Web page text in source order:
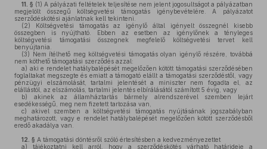
11. § (1) A pályázati feltételek teljesítése nem jelent jogosultságot a pályázatban
megjelölt összegű költségvetési támogatás igénybevételére. A pályázatot
szerződéskötési ajánlatnak kell tekinteni.
(2) Költségvetési támogatás az igénylő által igényelt összegnél kisebb
összegben is nyújtható. Ebben az esetben az igénylőnek a tényleges
költségvetési támogatási összegnek megfelelő költségvetési tervet kell
benyújtania.
(3) Nem ítélhető meg költségvetési támogatás olyan igénylő részére, továbbá
nem köthető támogatási szerződés azzal:
a) aki e rendelet hatálybalépését megelőzően kötött támogatási szerződésében
foglaltakat megszegte és emiatt a támogató elállt a támogatási szerződéstől, vagy
pénzügyi elszámolását, tartalmi jelentését a miniszter nem fogadta el, az
elállástól, az elszámolás, tartalmi jelentés elbírálásától számított 5 évig, vagy
b) akinek az államháztartás bármely alrendszerével szemben lejárt
esedékességű, meg nem fizetett tartozása van,
c) akivel szemben a költségvetési támogatás nyújtásának jogszabályban
meghatározott, vagy e rendelet hatálybalépését megelőzően kötött szerződésből
eredő akadálya van.
12. § A támogatási döntésről szóló értesítésben a kedvezményezettet
a) tájékoztatni kell arról, hogy a szerződéskötés várható határideje a